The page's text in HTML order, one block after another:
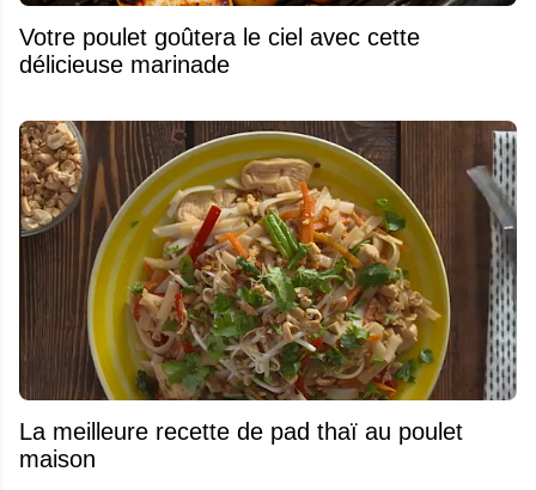
Votre poulet goûtera le ciel avec cette
délicieuse marinade
La meilleure recette de pad thaï au poulet
maison